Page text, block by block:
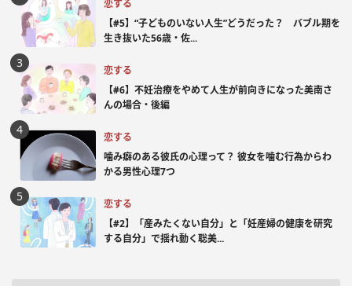
恋する
【#5】“子どものいない人生”どうだった？ バブル期を
生き抜いた56歳・佐...
恋する
【#6】不妊治療をやめて人生が前向きになった美南さ
んの場合・後編
恋する
噛み癖のある彼氏の心理って？ 彼女を噛む行為からわ
かる男性心理7つ
恋する
【#2】「産みたくない自分」と「妊産婦の健康を研究
する自分」で揺れ動く聡美...